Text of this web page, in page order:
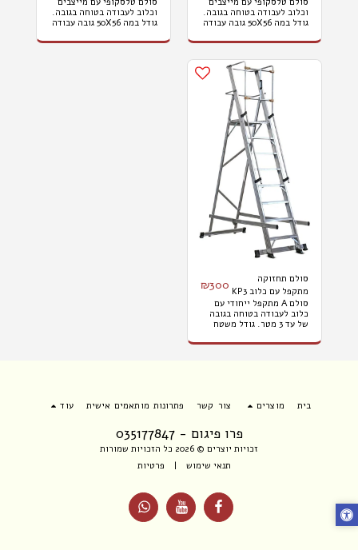
ומייצבים TP200
וכלוב לעבודה בטוחה בגובה.
גודל במה 50X56 גובה עבודה
ליום, 700 לשבוע, 1200
המחיר לא כולל מע"מ,
הובלות והרכבות.
ומייצבים TP250
וכלוב לעבודה בטוחה בגובה.
גודל במה 50X56 גובה עבודה
ליום, 700 לשבוע, 1200
סולם תחזוקה
מתקפל עם כלוב KP3
₪300
סולם A מתקפל ייחודי עם
כלוב לעבודה בטוחה בגובה
של עד 3 מטר. גודל משטח
משטח העבודה: 1 מטר.
פרו פיגום - 035177847
זכויות יוצרים © 2026 כל הזכויות שמורות
תנאי שימוש | פרטיות
בית מוצרים צור קשר פתרונות מותאמים אישית עוד